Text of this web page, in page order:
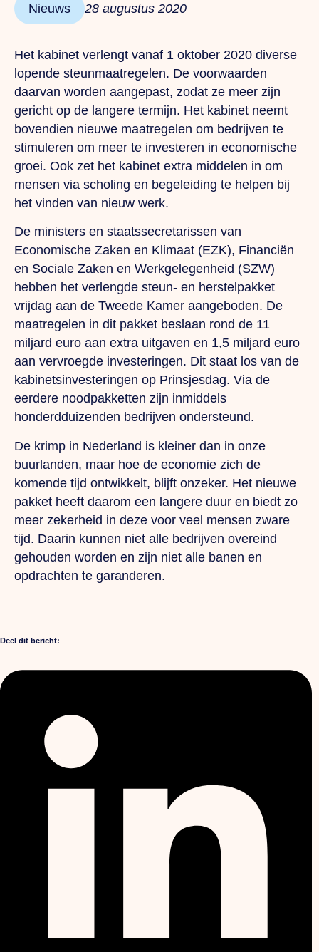
Nieuws 28 augustus 2020
Het kabinet verlengt vanaf 1 oktober 2020 diverse
lopende steunmaatregelen. De voorwaarden
daarvan worden aangepast, zodat ze meer zijn
gericht op de langere termijn. Het kabinet neemt
bovendien nieuwe maatregelen om bedrijven te
stimuleren om meer te investeren in economische
groei. Ook zet het kabinet extra middelen in om
mensen via scholing en begeleiding te helpen bij
het vinden van nieuw werk.
De ministers en staatssecretarissen van
Economische Zaken en Klimaat (EZK), Financiën
en Sociale Zaken en Werkgelegenheid (SZW)
hebben het verlengde steun- en herstelpakket
vrijdag aan de Tweede Kamer aangeboden. De
maatregelen in dit pakket beslaan rond de 11
miljard euro aan extra uitgaven en 1,5 miljard euro
aan vervroegde investeringen. Dit staat los van de
kabinetsinvesteringen op Prinsjesdag. Via de
eerdere noodpakketten zijn inmiddels
honderdduizenden bedrijven ondersteund.
De krimp in Nederland is kleiner dan in onze
buurlanden, maar hoe de economie zich de
komende tijd ontwikkelt, blijft onzeker. Het nieuwe
pakket heeft daarom een langere duur en biedt zo
meer zekerheid in deze voor veel mensen zware
tijd. Daarin kunnen niet alle bedrijven overeind
gehouden worden en zijn niet alle banen en
opdrachten te garanderen.
Deel dit bericht: